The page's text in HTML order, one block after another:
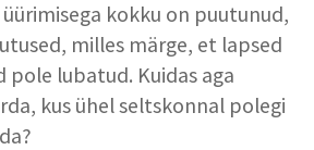
kokku on puutunud,
milles märge, et lapsed
lubatud. Kuidas aga
kus ühel seltskonnal polegi